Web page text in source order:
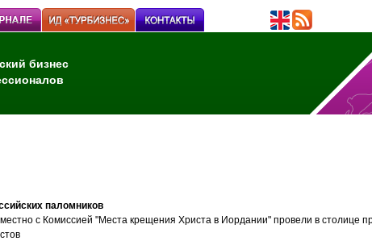
бизнес
паломников
с Комиссией "Места крещения Христа в Иордании" провели в столице